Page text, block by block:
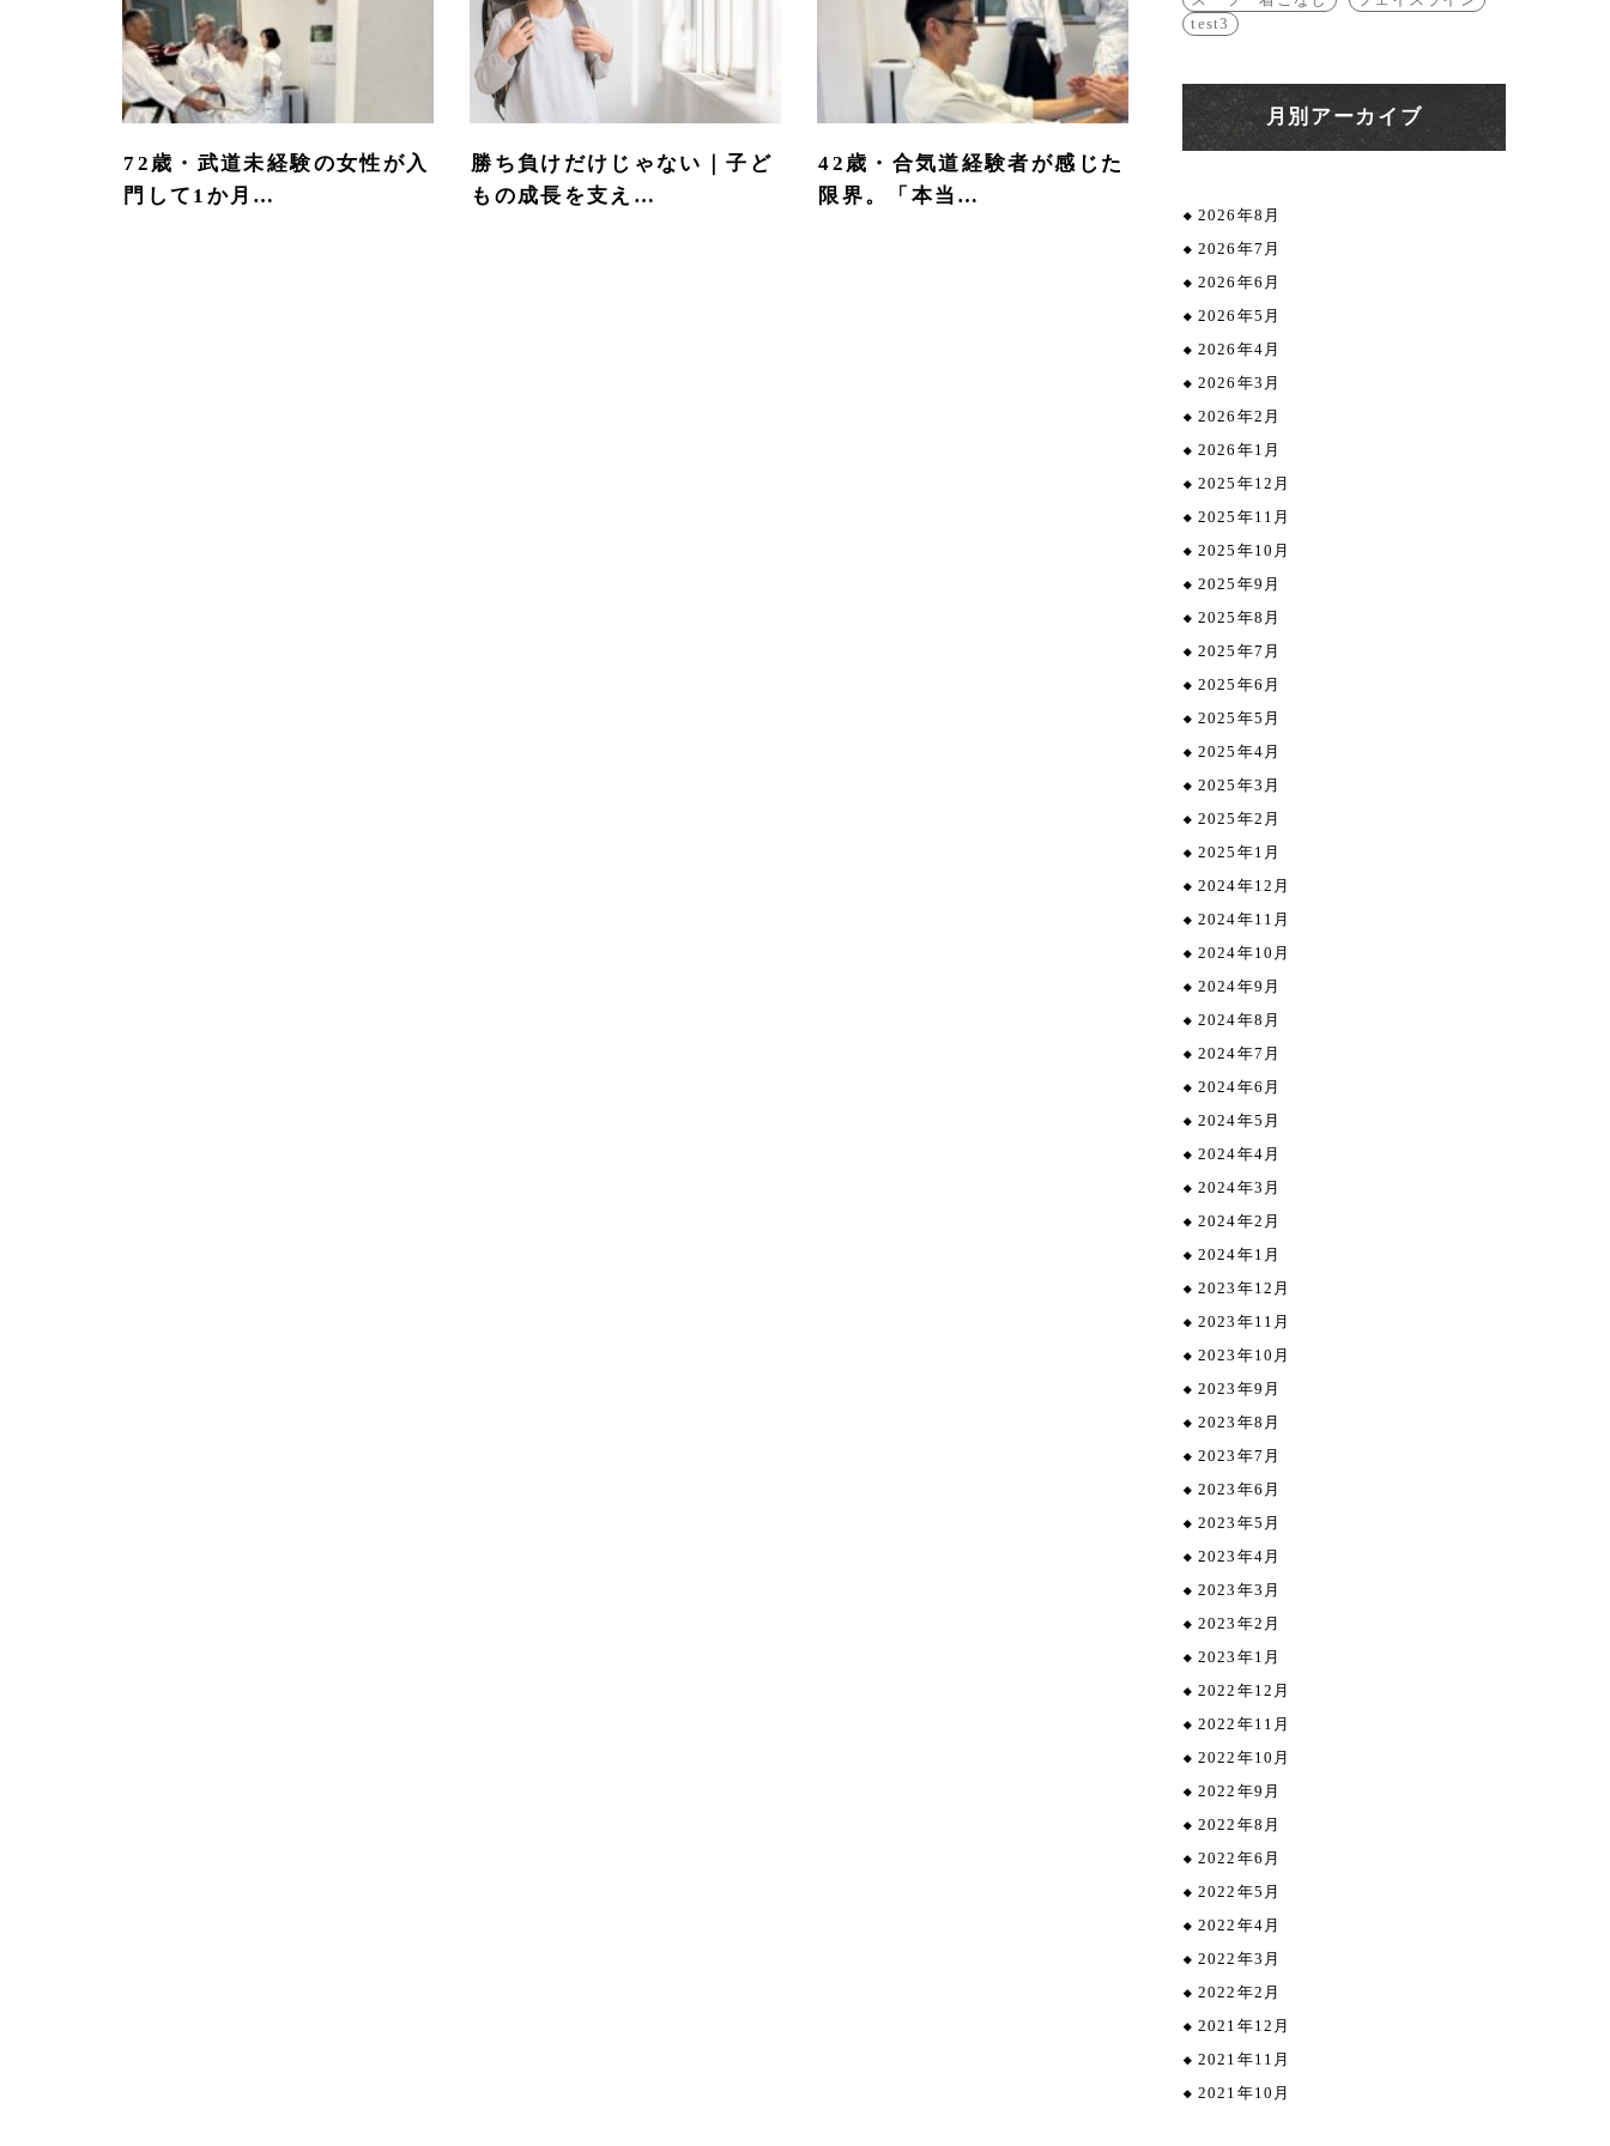
72歳・武道未経験の女性が入
門して1か月…
勝ち負けだけじゃない｜子ど
もの成長を支え…
42歳・合気道経験者が感じた
限界。「本当…
test3
月別アーカイブ
2026年8月
2026年7月
2026年6月
2026年5月
2026年4月
2026年3月
2026年2月
2026年1月
2025年12月
2025年11月
2025年10月
2025年9月
2025年8月
2025年7月
2025年6月
2025年5月
2025年4月
2025年3月
2025年2月
2025年1月
2024年12月
2024年11月
2024年10月
2024年9月
2024年8月
2024年7月
2024年6月
2024年5月
2024年4月
2024年3月
2024年2月
2024年1月
2023年12月
2023年11月
2023年10月
2023年9月
2023年8月
2023年7月
2023年6月
2023年5月
2023年4月
2023年3月
2023年2月
2023年1月
2022年12月
2022年11月
2022年10月
2022年9月
2022年8月
2022年6月
2022年5月
2022年4月
2022年3月
2022年2月
2021年12月
2021年11月
2021年10月